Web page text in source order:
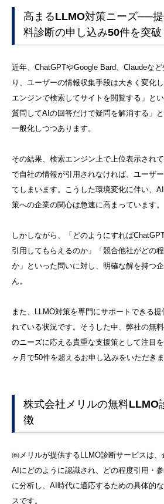
高まるLLMO対策ニーズ──
料診断の申し込み50件を突破
近年、ChatGPTやGoogle Bard、Claudeな
り、ユーザーの情報収集手段は大きく変化
エンジンで検索してサイトを閲覧する」と
質問してAIの回答だけで疑問を解消する」
一般化しつつあります。
その結果、検索エンジン上で上位表示され
で自社の情報が引用されなければ、ユーザ
てしまいます。こうした環境変化に伴い、
策への企業の関心は急速に高まっています。
しかしながら、「どのようにすれば
引用してもらえるのか」「競合他社がどの
か」といった問いに対し、明確な解を持つ
ん。
また、LLMO対策を専門にサポートできる
れている状況です。そうした中、弊社の無
のニーズに応える貴重な支援策として注目
ヶ月で50件を超えるお申し込みをいただきま
株式会社メリルの無料LLMO
徴
㈱メリルが提供するLLMO診断サービスは
AIにどのように認識され、どの程度引用・
に分析し、AI時代に適応するための具体的
スです。